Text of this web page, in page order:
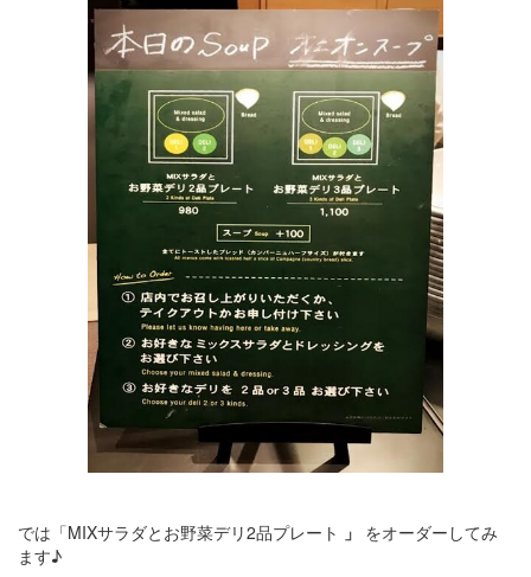
では「MIXサラダとお野菜デリ2品プレート 」 をオーダーしてみ
ます♪